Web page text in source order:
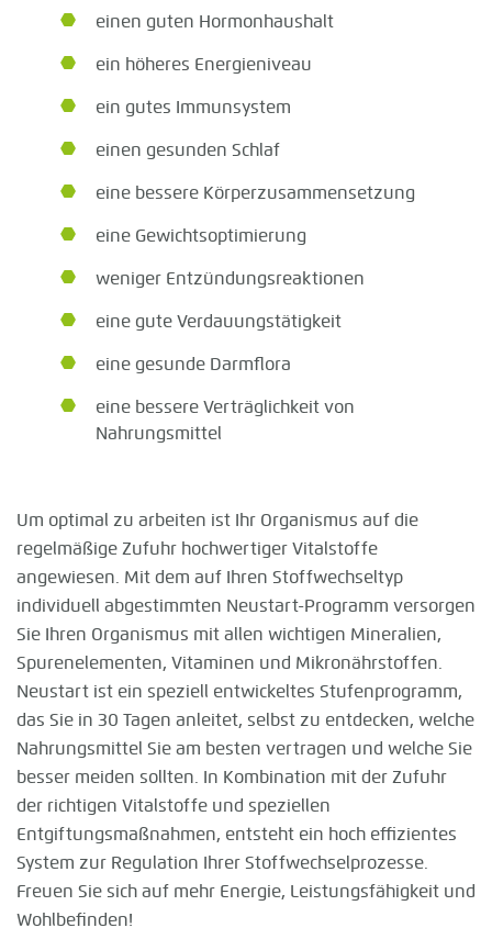
einen guten Hormonhaushalt
ein höheres Energieniveau
ein gutes Immunsystem
einen gesunden Schlaf
eine bessere Körperzusammensetzung
eine Gewichtsoptimierung
weniger Entzündungsreaktionen
eine gute Verdauungstätigkeit
eine gesunde Darmflora
eine bessere Verträglichkeit von
Nahrungsmittel
Um optimal zu arbeiten ist Ihr Organismus auf die
regelmäßige Zufuhr hochwertiger Vitalstoffe
angewiesen. Mit dem auf Ihren Stoffwechseltyp
individuell abgestimmten Neustart-Programm versorgen
Sie Ihren Organismus mit allen wichtigen Mineralien,
Spurenelementen, Vitaminen und Mikronährstoffen.
Neustart ist ein speziell entwickeltes Stufenprogramm,
das Sie in 30 Tagen anleitet, selbst zu entdecken, welche
Nahrungsmittel Sie am besten vertragen und welche Sie
besser meiden sollten. In Kombination mit der Zufuhr
der richtigen Vitalstoffe und speziellen
Entgiftungsmaßnahmen, entsteht ein hoch effizientes
System zur Regulation Ihrer Stoffwechselprozesse.
Freuen Sie sich auf mehr Energie, Leistungsfähigkeit und
Wohlbefinden!